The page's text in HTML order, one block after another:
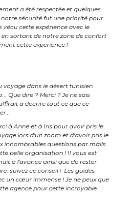
a été respectée et quelques
sécurité fut une priorité pour
vécu cette expérience avec le
sortant de notre zone de confort
cette expérience !
voyage dans le désert tunisien
Que dire ? Merci ? Je ne sais
à décrire tout ce que ce
à Anne et à Iris pour avoir pris le
lors d'un zoom et d'avoir pris le
innombrables questions par mails.
belle organisation ! Il vous est
à l'avance ainsi que de rester
suivez ce conseil ! Les guides
un cœur immense ! Je ne peux que
agence pour cette incroyable